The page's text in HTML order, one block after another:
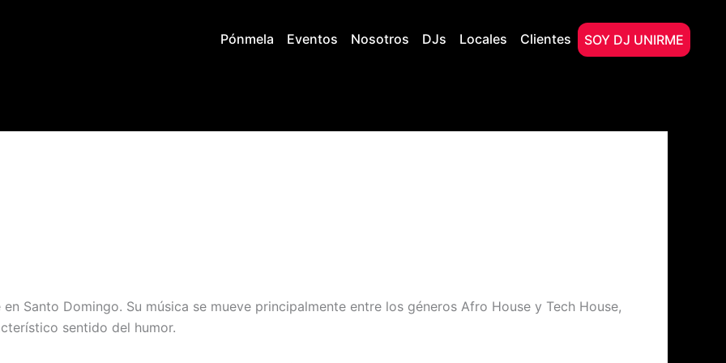
Pónmela Eventos Nosotros DJs Locales Clientes SOY DJ UNIRME
Santo Domingo. Su música se mueve principalmente entre los géneros Afro House y Tech House,
sentido del humor.